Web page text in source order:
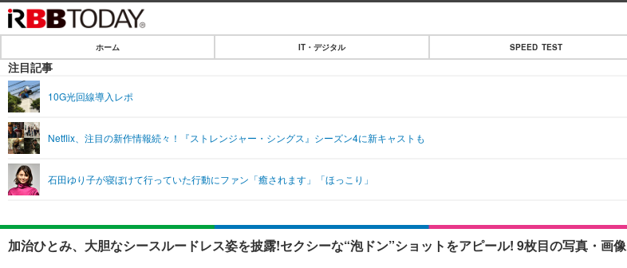
IT・デジタル
ショッピング
SPEED TEST
エンタメ
エンタメTOP
音楽
ライフ
ライフTOP
ペット
リリース一覧
ホーム IT・デジタル SPEED TEST
注目記事
10G光回線導入レポ
Netflix、注目の新作情報続々！『ストレンジャー・シングス』シーズン4に新キャストも
石田ゆり子が寝ぼけて行っていた行動にファン「癒されます」「ほっこり」
加治ひとみ、大胆なシースルードレス姿を披露!セクシーな“泡ドン”ショットをアピール! 9枚目の写真・画像